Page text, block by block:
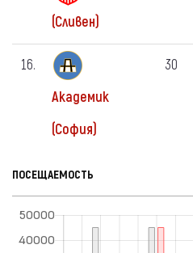
(Сливен)
16.
Академик
(София)
30
ПОСЕЩАЕМОСТЬ